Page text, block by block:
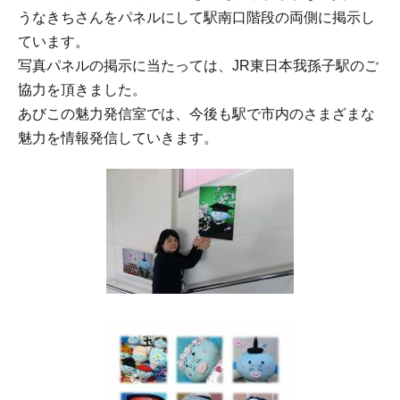
うなきちさんをパネルにして駅南口階段の両側に掲示し
ています。
写真パネルの掲示に当たっては、JR東日本我孫子駅のご
協力を頂きました。
あびこの魅力発信室では、今後も駅で市内のさまざまな
魅力を情報発信していきます。